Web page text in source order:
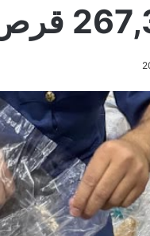
مخدر